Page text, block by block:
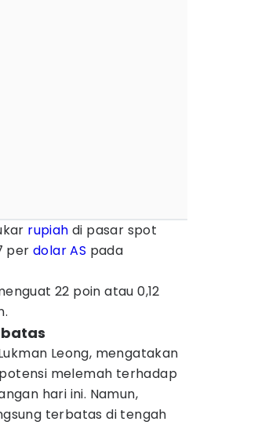
rupiah di pasar spot
per dolar AS pada
22 poin atau 0,12
Leong, mengatakan
melemah terhadap
hari ini. Namun,
terbatas di tengah